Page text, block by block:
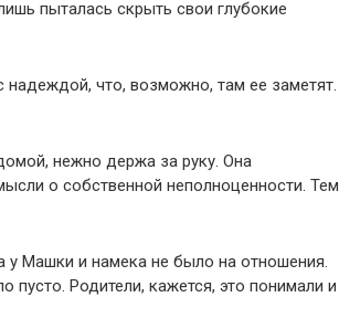
пыталась скрыть свои глубокие
что, возможно, там ее заметят.
нежно держа за руку. Она
о собственной неполноценности. Тем
у Машки и намека не было на отношения.
пусто. Родители, кажется, это понимали и